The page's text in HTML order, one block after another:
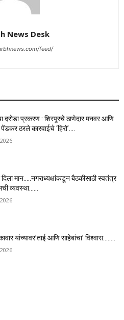
News Desk
feed/
दरोडा प्रकरण : शिरपूरचे ठाणेदार मनवर आणि
ठरले कारवाईचे ‘हिरो’….
दिला मान…..नगराध्यक्षांकडून बैठकीसाठी स्वतंत्र
व्यवस्था……
यांच्यावर’ताई आणि साहेबांचा’ विश्वास……..